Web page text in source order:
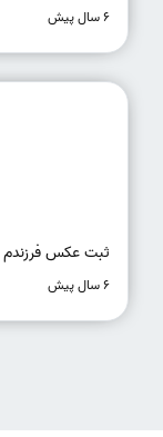
6 سال پیش
ثبت عکس
6 سال پیش